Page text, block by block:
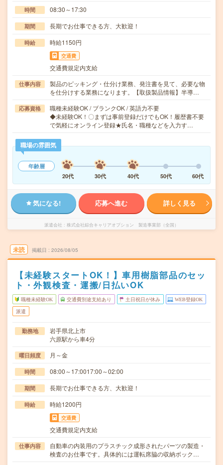
時間 08:30～17:30
期間 長期でお仕事できる方、大歓迎！
時給 時給1150円
交通費
交通費規定内支給
仕事内容
製品のピッキング・仕分け業務、発注書を見て、必要な物
を仕分けする業務になります。【取扱製品情報】半導…
応募資格
職種未経験OK / ブランクOK / 英語力不要
◆未経験OK！〇まずは事前登録だけでもOK！履歴書不要
で気軽にオンライン登録★氏名・職種などを入力す…
職場の雰囲気
年齢層
20代
30代 40代 50代 60代
気になる! 応募へ進む 詳しく見る
派遣会社 株式会社綜合キャリアオプション 製造事業部（全国）
未読 掲載日 2026/08/05
【未経験スタートOK！】車用樹脂部品のセッ
ト・外観検査・運搬/日払いOK
職種未経験OK 交通費別途支給あり 土日祝日が休み WEB登録OK
派遣
勤務地
岩手県北上市
六原駅から車4分
曜日頻度 月～金
時間 08:00～17:0017:00～02:00
期間 長期でお仕事できる方、大歓迎！
時給 時給1200円
交通費
交通費規定内支給
仕事内容
自動車の内装用のプラスチック成形されたパーツの製造・
検査のお仕事です。具体的には運転席脇の収納ボック…